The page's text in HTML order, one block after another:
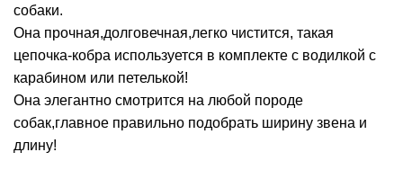
собаки.
Она прочная,долговечная,легко чистится, такая
цепочка-кобра используется в комплекте с водилкой с
карабином или петелькой!
Она элегантно смотрится на любой породе
собак,главное правильно подобрать ширину звена и
длину!